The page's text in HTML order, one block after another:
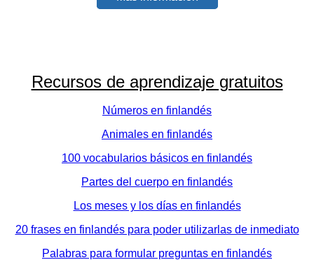
Recursos de aprendizaje gratuitos
Números en finlandés
Animales en finlandés
100 vocabularios básicos en finlandés
Partes del cuerpo en finlandés
Los meses y los días en finlandés
20 frases en finlandés para poder utilizarlas de inmediato
Palabras para formular preguntas en finlandés